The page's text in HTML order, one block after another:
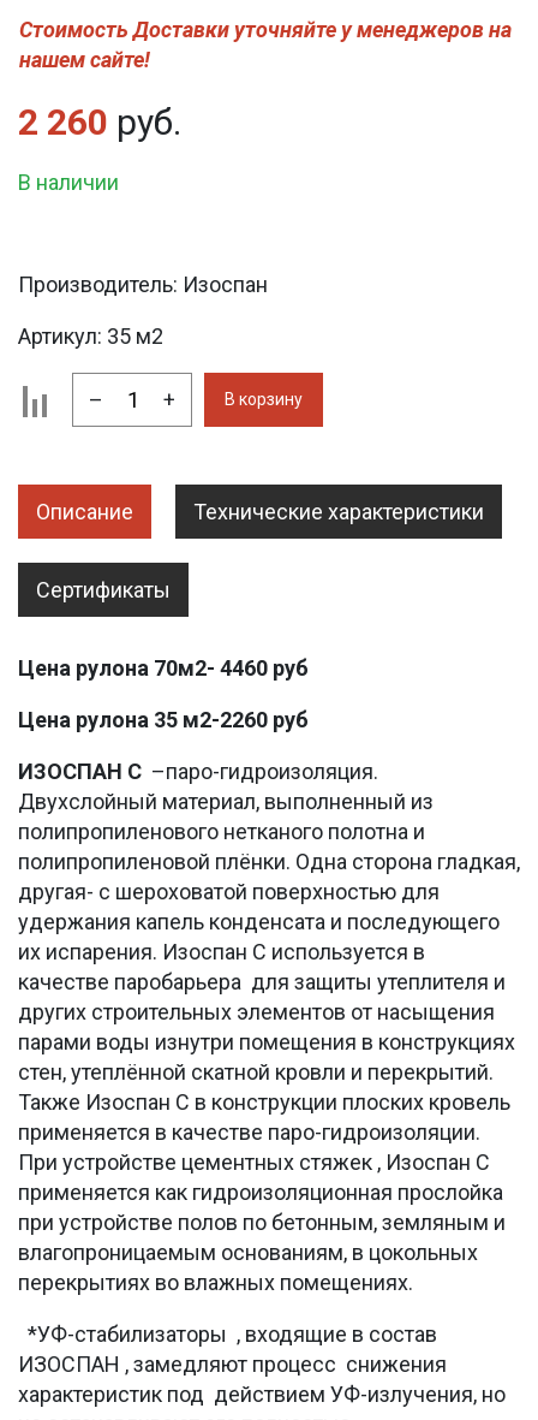
Стоимость Доставки уточняйте у менеджеров на
нашем сайте!
2 260 руб.
В наличии
Производитель: Изоспан
Артикул: 35 м2
– + В корзину
Описание Технические характеристики
Сертификаты
Цена рулона 70м2- 4460 руб
Цена рулона 35 м2-2260 руб
ИЗОСПАН С –паро-гидроизоляция.
Двухслойный материал, выполненный из
полипропиленового нетканого полотна и
полипропиленовой плёнки. Одна сторона гладкая,
другая- с шероховатой поверхностью для
удержания капель конденсата и последующего
их испарения. Изоспан С используется в
качестве паробарьера для защиты утеплителя и
других строительных элементов от насыщения
парами воды изнутри помещения в конструкциях
стен, утеплённой скатной кровли и перекрытий.
Также Изоспан С в конструкции плоских кровель
применяется в качестве паро-гидроизоляции.
При устройстве цементных стяжек , Изоспан С
применяется как гидроизоляционная прослойка
при устройстве полов по бетонным, земляным и
влагопроницаемым основаниям, в цокольных
перекрытиях во влажных помещениях.
*УФ-стабилизаторы , входящие в состав
ИЗОСПАН , замедляют процесс снижения
характеристик под действием УФ-излучения, но